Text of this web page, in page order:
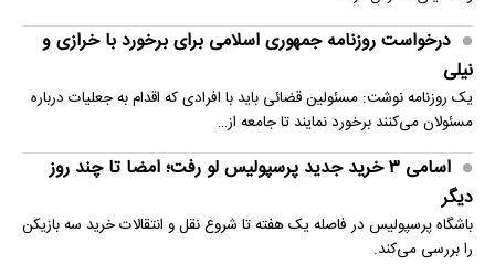
درخواست روزنامه جمهوری اسلامی برای برخورد با خرازی و
نیلی
یک روزنامه نوشت: مسئولین قضائی باید با افرادی که اقدام به جعلیات درباره
مسئولان می‌کنند برخورد نمایند تا جامعه از…
اسامی ۳ خرید جدید پرسپولیس لو رفت؛ امضا تا چند روز
دیگر
باشگاه پرسپولیس در فاصله یک هفته تا شروع نقل و انتقالات خرید سه بازیکن
را بررسی می‌کند.